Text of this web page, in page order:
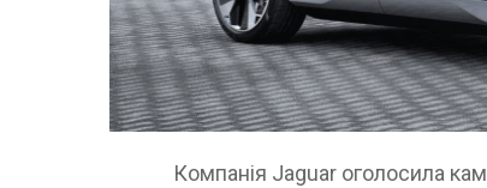
Компанія Jaguar оголосила